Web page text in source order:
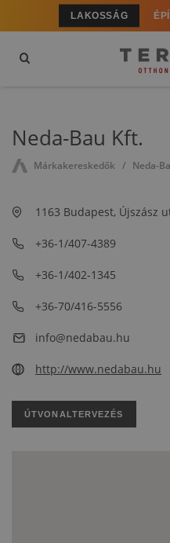
LAKOSSÁG
Neda-Bau Kft.
Márkakereskedők Neda-
1163 Budapest, Újszász
+36-1/407-4389
+36-1/402-1345
+36-70/416-5556
info@nedabau.hu
http://www.nedabau.hu
ÚTVONALTERVEZÉS